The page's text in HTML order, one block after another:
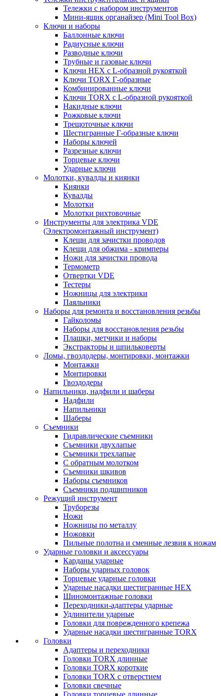
Тележки с набором инструментов
Мини-ящик органайзер (Mini Tool Box)
Ключи и наборы
Баллонные ключи
Радиусные ключи
Разводные ключи
Трубные и газовые ключи
Ключи HEX с L-образной рукояткой
Ключи TORX Г-образные
Комбинированные ключи
Ключи TORX с L-образной рукояткой
Накидные ключи
Рожковые ключи
Трещоточные ключи
Шестигранные Г-образные ключи
Наборы ключей
Разрезные ключи
Торцевые ключи
Ударные ключи
Молотки, кувалды и киянки
Киянки
Кувалды
Молотки
Молотки рихтовочные
Инструменты для электрика VDE
(Электромонтажный инструмент)
Клещи для зачистки проводов
Клещи для обжима - кримперы
Ножи для зачистки провода
Термометр
Отвертки VDE
Тестеры
Ножницы для электрики
Паяльники
Наборы для ремонта и восстановления резьбы
Гайколомы
Наборы для восстановления резьбы
Плашки, метчики и наборы
Экстракторы и шпильковерты
Ломы, гвоздодеры, монтировки, монтажки
Монтажки
Монтировки
Гвоздодеры
Напильники, надфили и шаберы
Надфили
Напильники
Шаберы
Съемники
Гидравлические съемники
Съемники двухлапые
Съемники трехлапые
С обратным молотком
Съемники шкивов
Наборы съемников
Съемники подшипников
Режущий инструмент
Труборезы
Ножи
Ножницы по металлу
Ножовки
Пильные полотна и сменные лезвия к ножам
Ударные головки и аксессуары
Карданы ударные
Наборы ударных головок
Торцевые ударные головки
Ударные насадки шестигранные HEX
Шиномонтажные головки
Переходники-адаптеры ударные
Удлинители ударные
Головки для поврежденного крепежа
Ударные насадки шестигранные TORX
Головки
Адаптеры и переходники
Головки TORX длинные
Головки TORX короткие
Головки TORX с отверстием
Головки свечные
Головки торцевые длинные